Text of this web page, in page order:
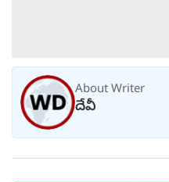
About Writer
దేవీ